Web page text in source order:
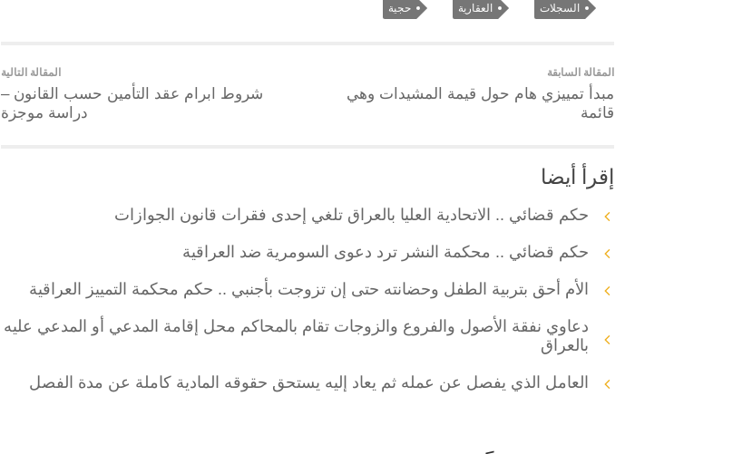
السجلات العقارية حجية
المقالة السابقة
مبدأ تمييزي هام حول قيمة المشيدات وهي
قائمة
المقالة التالية
شروط ابرام عقد التأمين حسب القانون –
دراسة موجزة
إقرأ أيضا
حكم قضائي .. الاتحادية العليا بالعراق تلغي إحدى فقرات قانون الجوازات
حكم قضائي .. محكمة النشر ترد دعوى السومرية ضد العراقية
الأم أحق بتربية الطفل وحضانته حتى إن تزوجت بأجنبي .. حكم محكمة التمييز العراقية
دعاوي نفقة الأصول والفروع والزوجات تقام بالمحاكم محل إقامة المدعي أو المدعي عليه
بالعراق
العامل الذي يفصل عن عمله ثم يعاد إليه يستحق حقوقه المادية كاملة عن مدة الفصل